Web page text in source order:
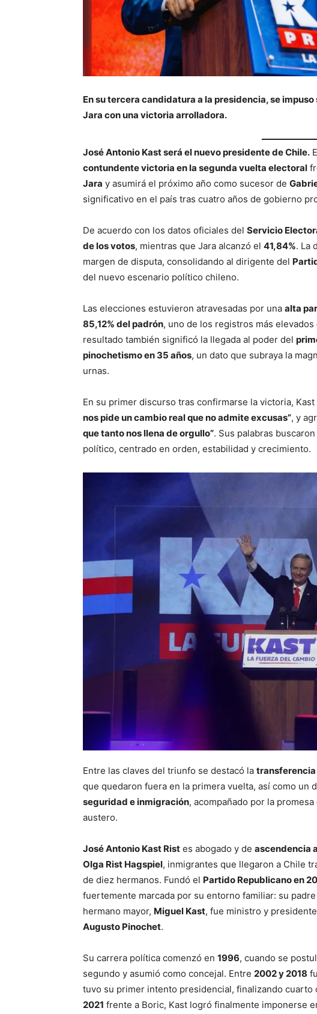
En su tercera candidatura a la presidencia, se
Jara con una victoria arrolladora.
José Antonio Kast será el nuevo presidente de Chile.
contundente victoria en la segunda vuelta electoral
Jara y asumirá el próximo año como sucesor de
significativo en el país tras cuatro años de gobierno
De acuerdo con los datos oficiales del Servicio
de los votos, mientras que Jara alcanzó el 41,84%. La
margen de disputa, consolidando al dirigente del
del nuevo escenario político chileno.
Las elecciones estuvieron atravesadas por una alta
85,12% del padrón, uno de los registros más
resultado también significó la llegada al poder del
pinochetismo en 35 años, un dato que subraya la
urnas.
En su primer discurso tras confirmarse la victoria, Kast
nos pide un cambio real que no admite excusas”, y
que tanto nos llena de orgullo”. Sus palabras
político, centrado en orden, estabilidad y crecimiento.
Entre las claves del triunfo se destacó la transferencia
que quedaron fuera en la primera vuelta, así como un
seguridad e inmigración, acompañado por la promesa
austero.
José Antonio Kast Rist es abogado y de ascendencia
Olga Rist Hagspiel, inmigrantes que llegaron a Chile
de diez hermanos. Fundó el Partido Republicano en
fuertemente marcada por su entorno familiar: su
hermano mayor, Miguel Kast, fue ministro y
Augusto Pinochet.
Su carrera política comenzó en 1996, cuando se
segundo y asumió como concejal. Entre 2002 y 2018
tuvo su primer intento presidencial, finalizando cuarto
2021 frente a Boric, Kast logró finalmente imponerse